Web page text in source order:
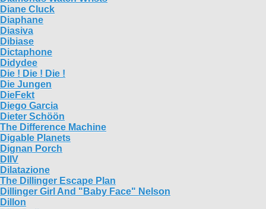
Diane Cluck
Diaphane
Diasiva
Dibiase
Dictaphone
Didydee
Die ! Die ! Die !
Die Jungen
DieFekt
Diego Garcia
Dieter Schöön
The Difference Machine
Digable Planets
Dignan Porch
DIIV
Dilatazione
The Dillinger Escape Plan
Dillinger Girl And "Baby Face" Nelson
Dillon